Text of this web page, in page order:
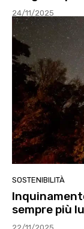
24/11/2025
SOSTENIBILITÀ
sempre più